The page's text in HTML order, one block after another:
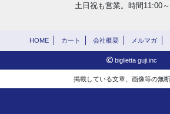
土日祝も営業。時間11:00
HOME カート 会社概要 メルマガ
biglietta guji.inc
掲載している文章、画像等の無